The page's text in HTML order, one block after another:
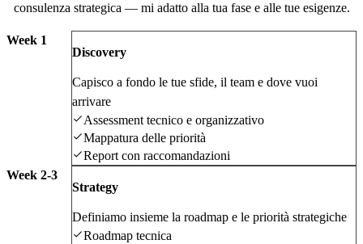
consulenza strategica — mi adatto alla tua fase e alle tue esigenze.
Week 1
Discovery
Capisco a fondo le tue sfide, il team e dove vuoi
arrivare
Assessment tecnico e organizzativo
Mappatura delle priorità
Report con raccomandazioni
Week 2-3
Strategy
Definiamo insieme la roadmap e le priorità strategiche
Roadmap tecnica